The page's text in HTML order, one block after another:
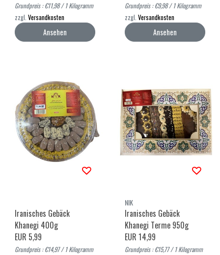
Grundpreis : €11,98 / 1 Kilogramm
zzgl. Versandkosten
Ansehen
Grundpreis : €9,98 / 1 Kilogramm
zzgl. Versandkosten
Ansehen
Iranisches Gebäck
Khanegi 400g
EUR 5,99
Grundpreis : €14,97 / 1 Kilogramm
NIK
Iranisches Gebäck
Khanegi Terme 950g
EUR 14,99
Grundpreis : €15,77 / 1 Kilogramm